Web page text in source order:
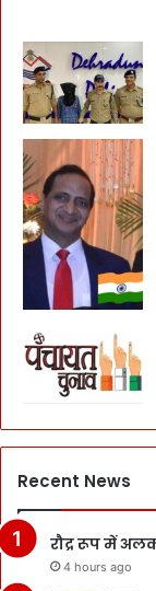
Recent News
रौद्र रूप में
4 hours ago